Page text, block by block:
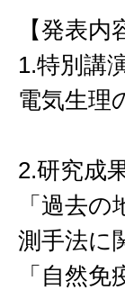
【発表内
1.特別講
電気生理
2.研究成
「過去
測手法に
「自然